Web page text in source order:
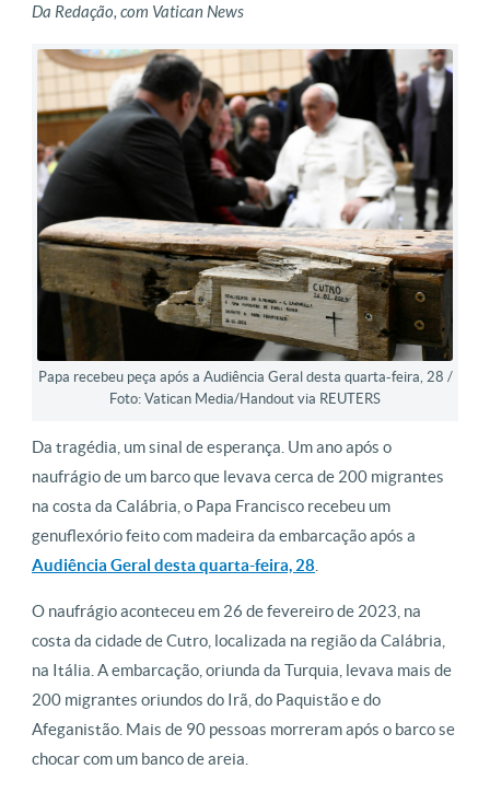
Da Redação, com Vatican News
Papa recebeu peça após a Audiência Geral desta quarta-feira, 28 /
Foto: Vatican Media­/Handout via REUTERS
Da tragédia, um sinal de esperança. Um ano após o
naufrágio de um barco que levava cerca de 200 migrantes
na costa da Calábria, o Papa Francisco recebeu um
genuflexório feito com madeira da embarcação após a
Audiência Geral desta quarta-feira, 28
O naufrágio aconteceu em 26 de fevereiro de 2023, na
costa da cidade de Cutro, localizada na região da Calábria,
na Itália. A embarcação, oriunda da Turquia, levava mais de
200 migrantes oriundos do Irã, do Paquistão e do
Afeganistão. Mais de 90 pessoas morreram após o barco se
chocar com um banco de areia.